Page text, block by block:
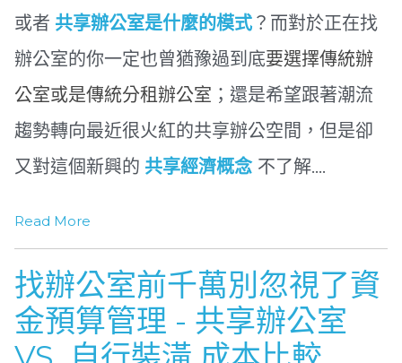
或者 共享辦公室是什麼的模式 ？而對於正在找
辦公室的你一定也曾猶豫過到底要選擇傳統辦
公室或是傳統分租辦公室 ；還是希望跟著潮流
趨勢轉向最近很火紅的共享辦公空間，但是卻
又對這個新興的 共享經濟概念 不了解....
Read More
找辦公室前千萬別忽視了資
金預算管理 - 共享辦公室